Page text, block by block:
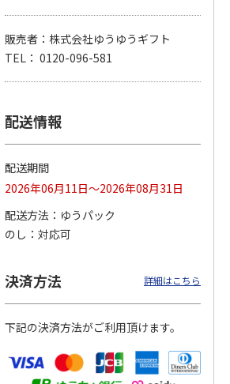
ラックマ リラッ…
4,510円
(送料別・税込)
支箸 ポムポムプ
1,320円
(送料別・税込)
販売者：株式会社ゆうゆうギフト
TEL： 0120-096-581
配送情報
配送期間
2026年06月11日～2026年08月31日
配送方法
ゆうパック
のし
対応可
決済方法 詳細はこちら
下記の決済方法がご利用頂けます。